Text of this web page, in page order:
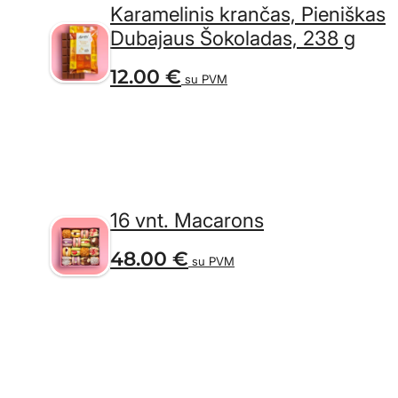
Karamelinis krančas, Pieniškas
Dubajaus Šokoladas, 238 g
12.00 € su PVM
16 vnt. Macarons
48.00 € su PVM